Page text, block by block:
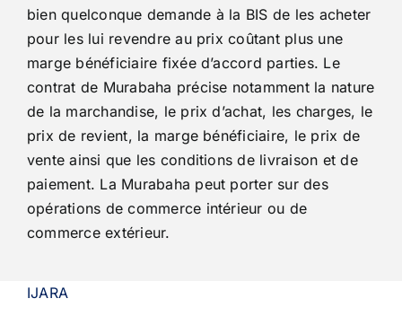
Diaspora
Entreprises
Carrière
bien quelconque demande à la BIS de les acheter
pour les lui revendre au prix coûtant plus une
marge bénéficiaire fixée d’accord parties. Le
contrat de Murabaha précise notamment la nature
de la marchandise, le prix d’achat, les charges, le
prix de revient, la marge bénéficiaire, le prix de
vente ainsi que les conditions de livraison et de
paiement. La Murabaha peut porter sur des
opérations de commerce intérieur ou de
commerce extérieur.
IJARA